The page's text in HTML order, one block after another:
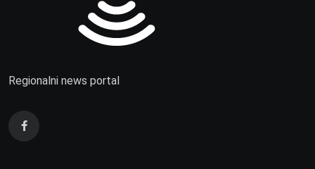
Regionalni news portal